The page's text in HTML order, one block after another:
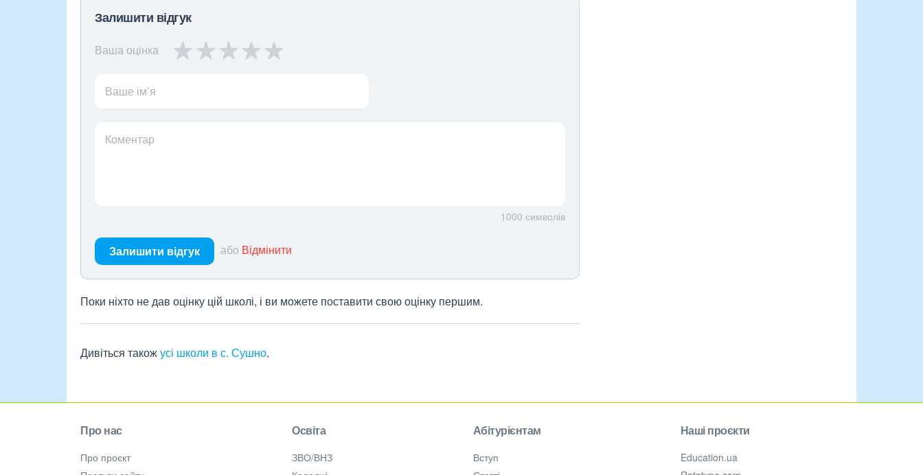
Залишити відгук
Ваша оцінка
Ваше ім’я
Коментар
1000 символів
Залишити відгук або Відмінити
Поки ніхто не дав оцінку цій школі, і ви можете поставити свою оцінку першим.
Дивіться такожусі школи в с. Сушно.
Про нас
Про проєкт
Освіта
ЗВО/ВНЗ
Абітурієнтам
Вступ
Наші проєкти
Education.ua